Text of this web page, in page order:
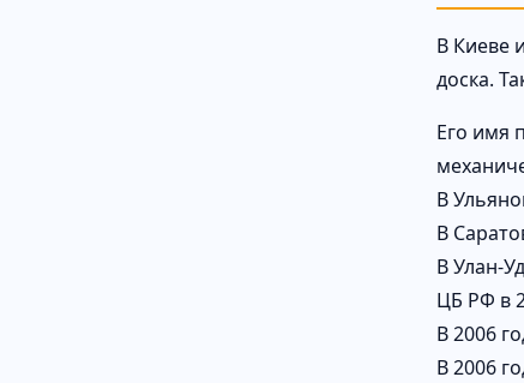
В Киеве
доска.
Его имя
В
В
В Улан-
ЦБ РФ в
В 2006
В 2006